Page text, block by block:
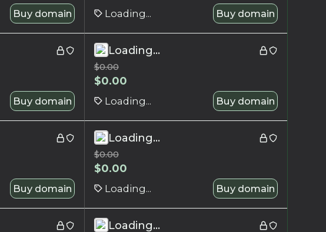
Buy domain Loading... Buy domain
Buy domain
Loading...
$0.00
$0.00
Loading... Buy domain
Buy domain
Loading...
$0.00
$0.00
Loading... Buy domain
Loading...